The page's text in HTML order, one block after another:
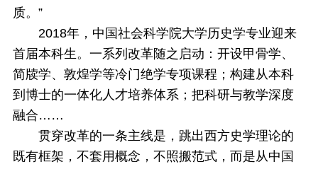
质。”
2018年，中国社会科学院大学历史学专业迎来
首届本科生。一系列改革随之启动：开设甲骨学、
简牍学、敦煌学等冷门绝学专项课程；构建从本科
到博士的一体化人才培养体系；把科研与教学深度
融合……
贯穿改革的一条主线是，跳出西方史学理论的
既有框架，不套用概念，不照搬范式，而是从中国